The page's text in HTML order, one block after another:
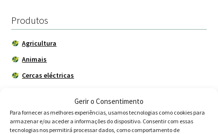
Gerir o Consentimento
Para fornecer as melhores experiências, usamos tecnologias como cookies para
armazenar e/ou aceder a informações do dispositivo. Consentir com essas
tecnologias nos permitirá processar dados, como comportamento de
Produtos
Agricultura
Animais
Cercas eléctricas
Drogaria